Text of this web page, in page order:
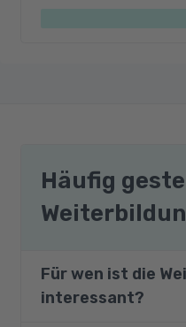
Häufig
Für wen ist die
interessant?